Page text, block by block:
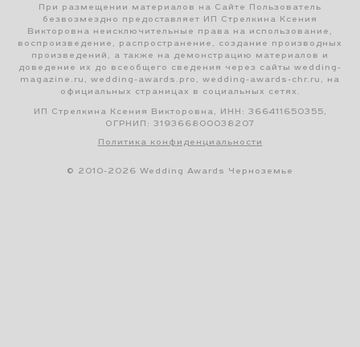
При размещении материалов на Сайте Пользователь
безвозмездно предоставляет ИП Стрелкина Ксения
Викторовна неисключительные права на использование,
воспроизведение, распространение, создание производных
произведений, а также на демонстрацию материалов и
доведение их до всеобщего сведения через сайты wedding-
magazine.ru, wedding-awards.pro, wedding-awards-chr.ru, на
официальных страницах в социальных сетях.
ИП Стрелкина Ксения Викторовна, ИНН: 366411650355,
ОГРНИП: 319366800038207
Политика конфиденциальности
© 2010-2026 Wedding Awards Черноземье